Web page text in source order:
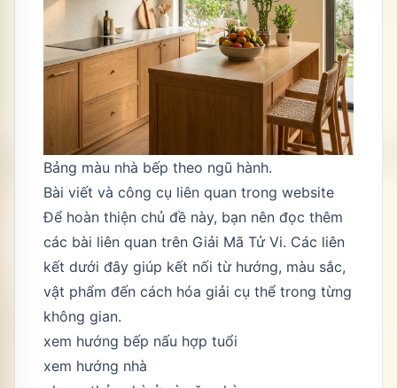
Bảng màu nhà bếp theo ngũ hành.
Bài viết và công cụ liên quan trong website
Để hoàn thiện chủ đề này, bạn nên đọc thêm
các bài liên quan trên Giải Mã Tử Vi. Các liên
kết dưới đây giúp kết nối từ hướng, màu sắc,
vật phẩm đến cách hóa giải cụ thể trong từng
không gian.
xem hướng bếp nấu hợp tuổi
xem hướng nhà